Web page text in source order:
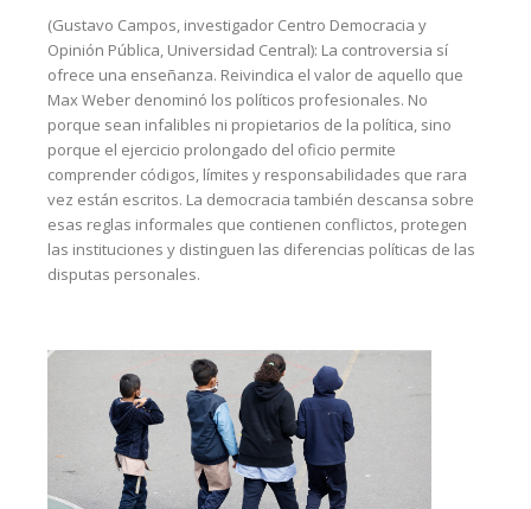
(Gustavo Campos, investigador Centro Democracia y
Opinión Pública, Universidad Central): La controversia sí
ofrece una enseñanza. Reivindica el valor de aquello que
Max Weber denominó los políticos profesionales. No
porque sean infalibles ni propietarios de la política, sino
porque el ejercicio prolongado del oficio permite
comprender códigos, límites y responsabilidades que rara
vez están escritos. La democracia también descansa sobre
esas reglas informales que contienen conflictos, protegen
las instituciones y distinguen las diferencias políticas de las
disputas personales.